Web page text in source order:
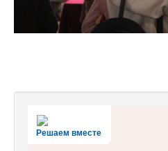
Решаем вместе